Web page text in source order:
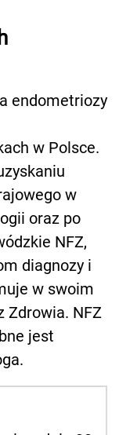
endometriozy
w Polsce.
w
oraz po
NFZ,
diagnozy i
w swoim
Zdrowia. NFZ
jest